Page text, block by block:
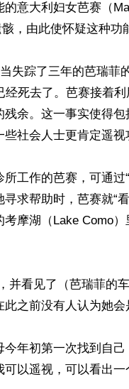
意大利妇女芭赛（
，由此使怀疑这种功
失踪了三年的芭瑞菲
经死去了。芭赛接着
余。这一事实使得
社会人士更肯定遥视
工作的芭赛，可通
求帮助时，芭赛就“
摩湖（Lake Como
并看见了（芭瑞菲的
之前没有人认为她会
年初第一次找到自
以遥视，可以看出